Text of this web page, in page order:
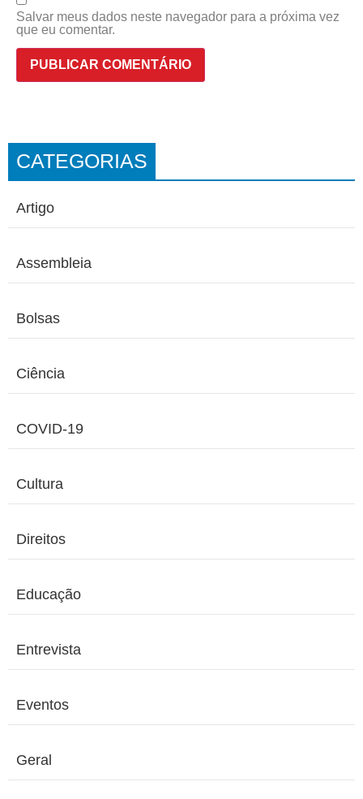
Salvar meus dados neste navegador para a próxima vez
que eu comentar.
CATEGORIAS
Artigo
Assembleia
Bolsas
Ciência
COVID-19
Cultura
Direitos
Educação
Entrevista
Eventos
Geral